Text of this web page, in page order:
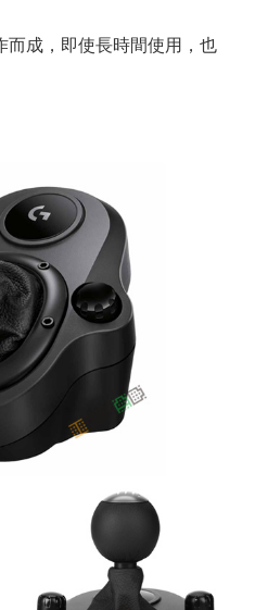
而成，即使長時間使用，也